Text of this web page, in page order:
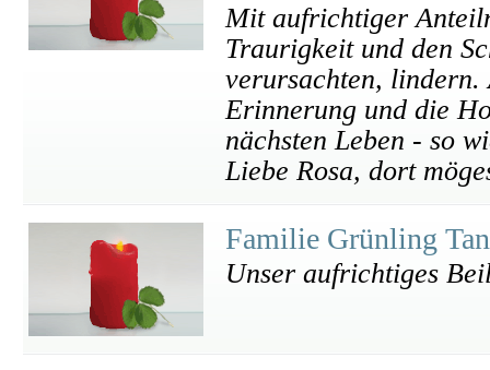
Mit aufrichtiger
Traurigkeit und den
verursachten,
Erinnerung und die
nächsten Leben - so
Liebe Rosa, dort
Familie Grünling
Unser aufrichtiges